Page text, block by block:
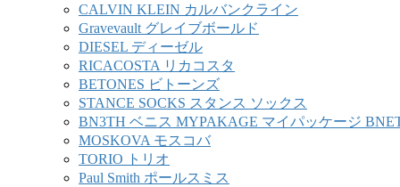
CALVIN KLEIN カルバンクライン
Gravevault グレイブボールド
DIESEL ディーゼル
RICACOSTA リカコスタ
BETONES ビトーンズ
STANCE SOCKS スタンス ソックス
BN3TH ベニス MYPAKAGE マイパッケージ
MOSKOVA モスコバ
TORIO トリオ
Paul Smith ポールスミス